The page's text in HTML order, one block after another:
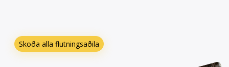
Skoða alla flutningsaðila